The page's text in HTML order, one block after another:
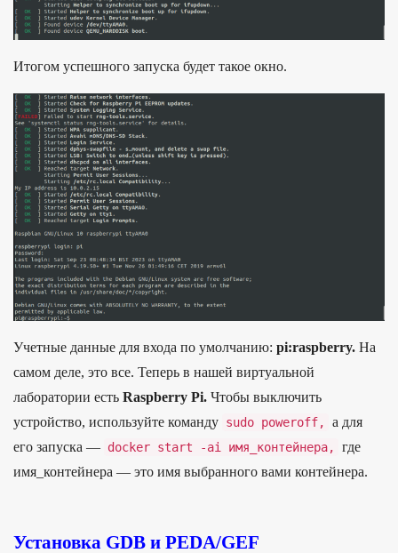
Ито­гом успешно­го запус­ка будет такое окно.
Учетные данные для входа по умолчанию: pi:raspberry. На
самом деле, это все. Теперь в нашей виртуальной
лаборатории есть Raspberry Pi. Чтобы выключить
устройство, используйте команду sudo poweroff,
а для
его запуска — docker start -ai имя контейнера,
где
имя_контейнера — это имя выбранного вами контейнера.
Установка GDB и PEDA/GEF